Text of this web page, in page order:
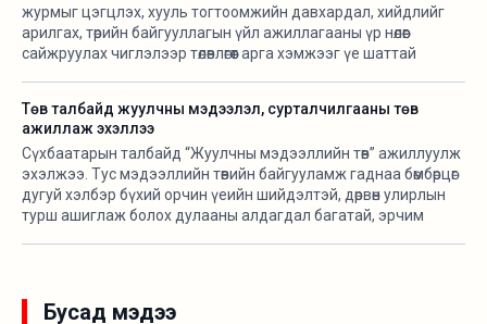
журмыг цэгцлэх, хууль тогтоомжийн давхардал, хийдлийг
арилгах, төрийн байгууллагын үйл ажиллагааны үр нөлөөг
сайжруулах чиглэлээр төлөвлөгөөт арга хэмжээг үе шаттай
Төв талбайд жуулчны мэдээлэл, сурталчилгааны төв
ажиллаж эхэллээ
Сүхбаатарын талбайд “Жуулчны мэдээллийн төв” ажиллуулж
эхэлжээ. Тус мэдээллийн төвийн байгууламж гаднаа бөмбөрцөг
дугуй хэлбэр бүхий орчин үеийн шийдэлтэй, дөрвөн улирлын
турш ашиглаж болох дулааны алдагдал багатай, эрчим
байна.
Бусад мэдээ